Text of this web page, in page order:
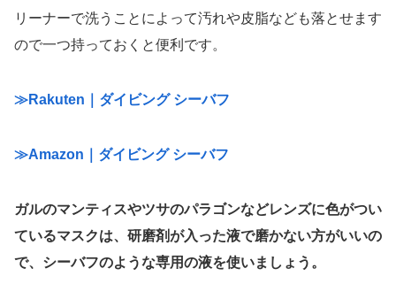
リーナーで洗うことによって汚れや皮脂なども落とせます
ので一つ持っておくと便利です。
≫Rakuten｜ダイビング シーバフ
≫Amazon｜ダイビング シーバフ
ガルのマンティスやツサのパラゴンなどレンズに色がつい
ているマスクは、研磨剤が入った液で磨かない方がいいの
で、シーバフのような専用の液を使いましょう。